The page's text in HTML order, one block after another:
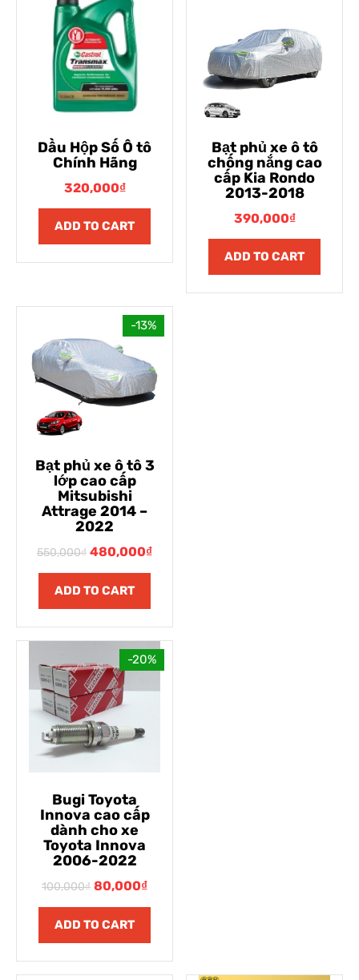
Dầu Hộp Số Ô tô
Chính Hãng
320,000₫
ADD TO CART
Bạt phủ xe ô tô
chống nắng cao
cấp Kia Rondo
2013-2018
390,000₫
ADD TO CART
-13%
Bạt phủ xe ô tô 3
lớp cao cấp
Mitsubishi
Attrage 2014 –
2022
550,000₫ 480,000₫
ADD TO CART
-20%
Bugi Toyota
Innova cao cấp
dành cho xe
Toyota Innova
2006-2022
100,000₫ 80,000₫
ADD TO CART